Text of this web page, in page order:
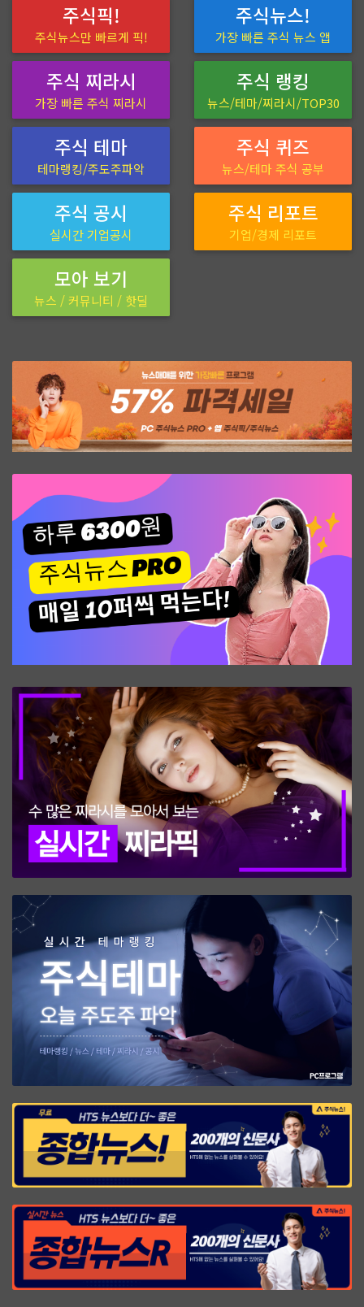
주식픽!
주식뉴스만 빠르게 픽!
주식뉴스!
가장 빠른 주식 뉴스 앱
주식 찌라시
가장 빠른 주식 찌라시
주식 랭킹
뉴스/테마/찌라시/TOP30
주식 테마
테마랭킹/주도주파악
주식 퀴즈
뉴스/테마 주식 공부
주식 공시
실시간 기업공시
주식 리포트
기업/경제 리포트
모아 보기
뉴스 / 커뮤니티 / 핫딜